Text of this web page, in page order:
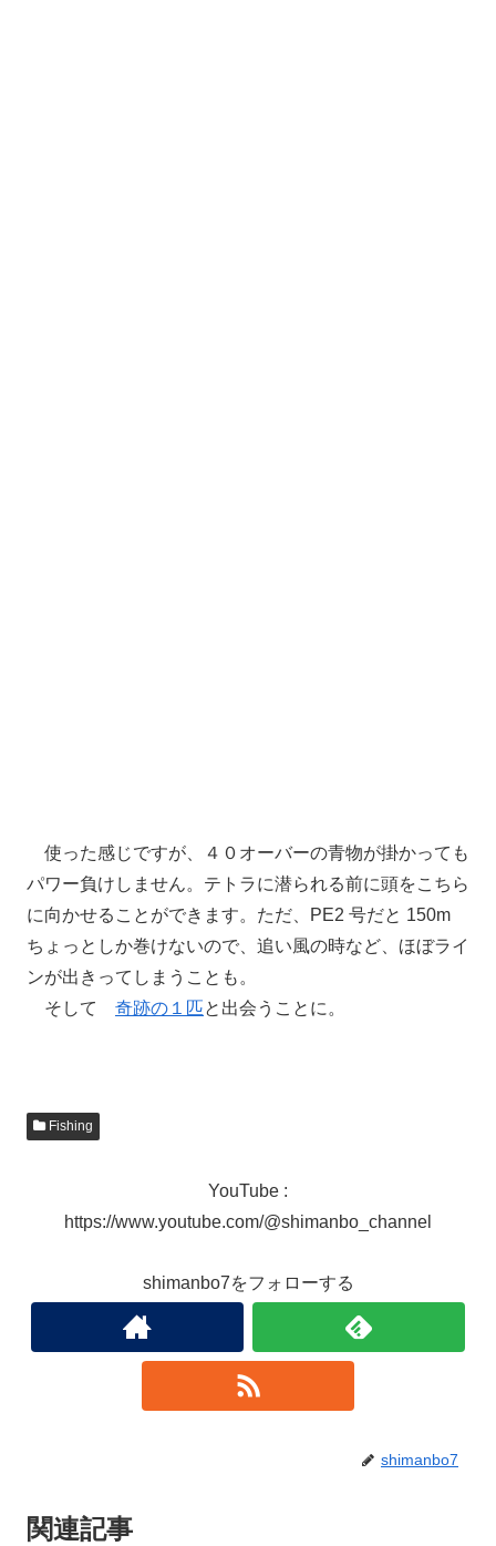
使った感じですが、４０オーバーの青物が掛かっても
パワー負けしません。テトラに潜られる前に頭をこちら
に向かせることができます。ただ、PE2 号だと 150m
ちょっとしか巻けないので、追い風の時など、ほぼライ
ンが出きってしまうことも。
そして 奇跡の１匹と出会うことに。
Fishing
YouTube :
https://www.youtube.com/@shimanbo_channel
shimanbo7をフォローする
shimanbo7
関連記事